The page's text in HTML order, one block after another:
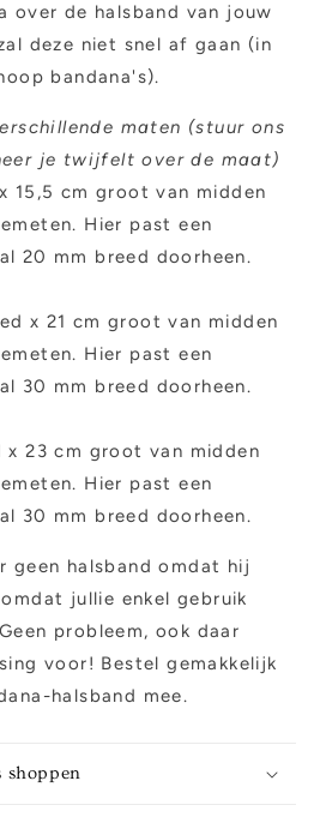
over de halsband van jouw
deze niet snel af gaan (in
bandana's).
maten (stuur ons
je twijfelt over de maat)
15,5 cm groot van midden
Hier past een
20 mm breed doorheen.
x 21 cm groot van midden
Hier past een
30 mm breed doorheen.
x 23 cm groot van midden
Hier past een
30 mm breed doorheen.
geen halsband omdat hij
jullie enkel gebruik
probleem, ook daar
voor! Bestel gemakkelijk
halsband mee.
shoppen